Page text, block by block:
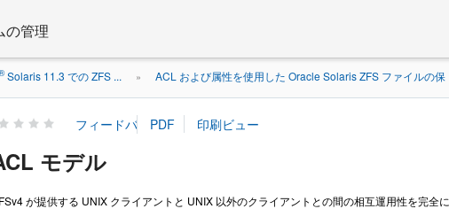
の管理
Solaris 11.3 での ZFS ... » ACL および属性を使用した Oracle Solaris ZFS ファイルの保
モデル
が提供する UNIX クライアントと UNIX 以外のクライアントとの間の相互運用性を完全